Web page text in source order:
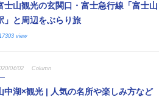
士山観光の玄関口・富士急行線「富士山
」と周辺をぶらり旅
view
04/02 Column
中湖×観光 | 人気の名所や楽しみ方など